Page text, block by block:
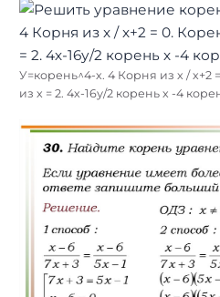
У=корень^4-х. 4 Корня из х / х+2
из х = 2. 4х-16у/2 корень х -4